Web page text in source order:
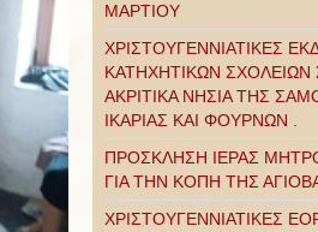
ΜΑΡΤΙΟΥ
ΧΡΙΣΤΟΥΓΕΝΝΙΑΤΙΚΕΣ
ΚΑΤΗΧΗΤΙΚΩΝ ΣΧΟΛΕΙΩΝ
ΑΚΡΙΤΙΚΑ ΝΗΣΙΑ ΤΗΣ
ΙΚΑΡΙΑΣ ΚΑΙ ΦΟΥΡΝΩΝ .
ΠΡΟΣΚΛΗΣΗ ΙΕΡΑΣ
ΓΙΑ ΤΗΝ ΚΟΠΗ ΤΗΣ
ΧΡΙΣΤΟΥΓΕΝΝΙΑΤΙΚΕΣ